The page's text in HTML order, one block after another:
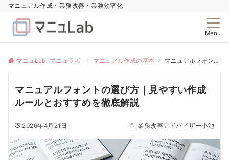
マニュアル作成・業務改善・業務効率化
Menu
マニュLab -マニュラボ- マニュアル作成の基本 マニュアルフォントの選び方｜見やすい作成ルールとおすすめを徹底解説
マニュアルフォントの選び方｜見やすい作成
ルールとおすすめを徹底解説
2026年4月21日 業務改善アドバイザー小池